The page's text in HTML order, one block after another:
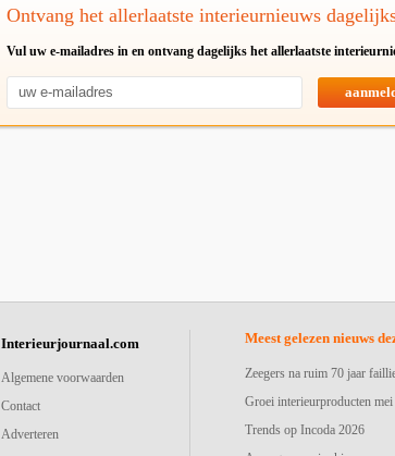
Ontvang het allerlaatste interieurnieuws
Vul uw e-mailadres in en ontvang dagelijks het allerlaatste
Interieurjournaal.com
Algemene voorwaarden
Contact
Adverteren
Meest gelezen nieuws
Zeegers na ruim 70 jaar
Groei interieurproducten
Trends op Incoda 2026